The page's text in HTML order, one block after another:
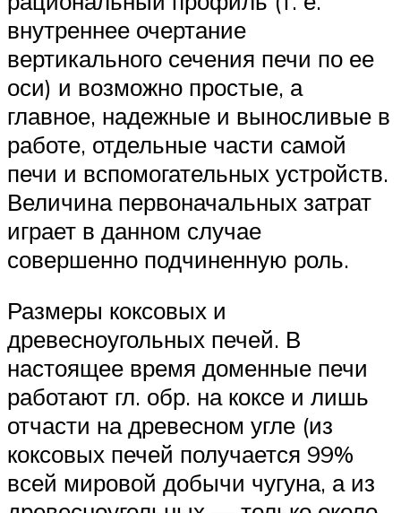
внутреннее очертание
вертикального сечения печи по ее
оси) и возможно простые, а
главное, надежные и выносливые в
работе, отдельные части самой
печи и вспомогательных устройств.
Величина первоначальных затрат
играет в данном случае
совершенно подчиненную роль.
Размеры коксовых и
древесноугольных печей. В
настоящее время доменные печи
работают гл. обр. на коксе и лишь
отчасти на древесном угле (из
коксовых печей получается 99%
всей мировой добычи чугуна, а из